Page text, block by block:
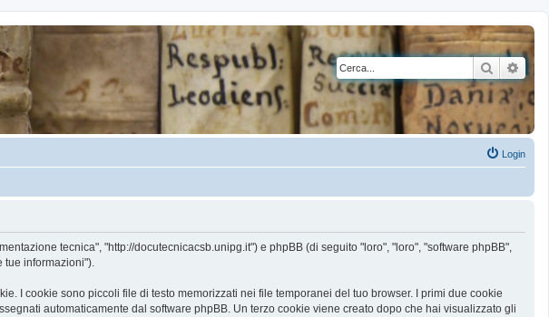
Cerca
Login
tecnica", "http://docutecnicacsb.unipg.it") e phpBB (di seguito "loro", "loro", "software phpBB",
tue informazioni").
I cookie sono piccoli file di testo memorizzati nei file temporanei del tuo browser. I primi due cookie
automaticamente dal software phpBB. Un terzo cookie viene creato dopo che hai visualizzato gli